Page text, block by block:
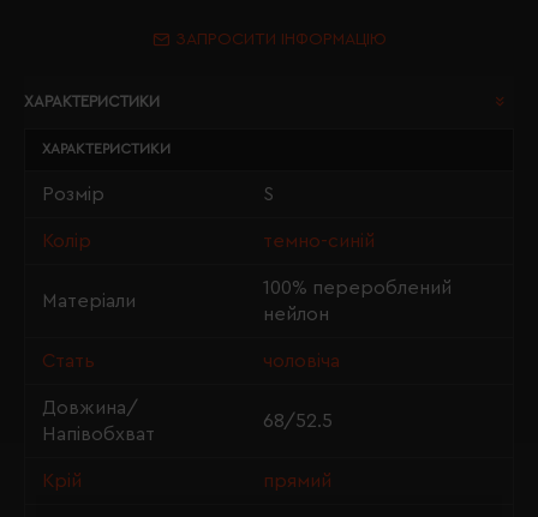
ЗАПРОСИТИ ІНФОРМАЦІЮ
ХАРАКТЕРИСТИКИ
ХАРАКТЕРИСТИКИ
Розмір S
Колір темно-синій
Матеріали
100% перероблений
нейлон
Стать чоловіча
Довжина/
Напівобхват
68/52.5
Крій прямий